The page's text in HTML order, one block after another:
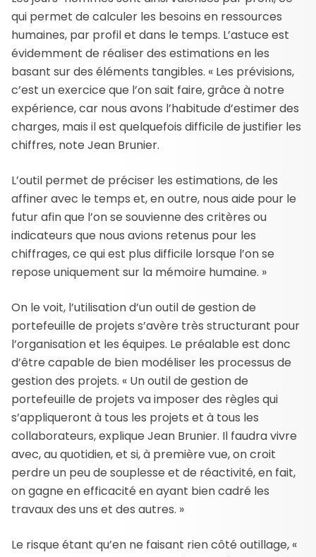
qui permet de calculer les besoins en ressources
humaines, par profil et dans le temps. L’astuce est
évidemment de réaliser des estimations en les
basant sur des éléments tangibles. « Les prévisions,
c’est un exercice que l’on sait faire, grâce à notre
expérience, car nous avons l’habitude d’estimer des
charges, mais il est quelquefois difficile de justifier les
chiffres, note Jean Brunier.
L’outil permet de préciser les estimations, de les
affiner avec le temps et, en outre, nous aide pour le
futur afin que l’on se souvienne des critères ou
indicateurs que nous avions retenus pour les
chiffrages, ce qui est plus difficile lorsque l’on se
repose uniquement sur la mémoire humaine. »
On le voit, l’utilisation d’un outil de gestion de
portefeuille de projets s’avère très structurant pour
l’organisation et les équipes. Le préalable est donc
d’être capable de bien modéliser les processus de
gestion des projets. « Un outil de gestion de
portefeuille de projets va imposer des règles qui
s’appliqueront à tous les projets et à tous les
collaborateurs, explique Jean Brunier. Il faudra vivre
avec, au quotidien, et si, à première vue, on croit
perdre un peu de souplesse et de réactivité, en fait,
on gagne en efficacité en ayant bien cadré les
travaux des uns et des autres. »
Le risque étant qu’en ne faisant rien côté outillage, «